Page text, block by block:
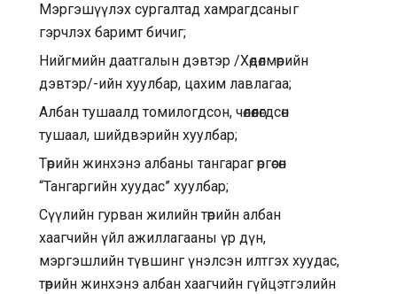
Мэргэшүүлэх сургалтад хамрагдсаныг
гэрчлэх баримт бичиг;
Нийгмийн даатгалын дэвтэр /Хөдөлмөрийн
дэвтэр/-ийн хуулбар, цахим лавлагаа;
Албан тушаалд томилогдсон, чөлөөлөгдсөн
тушаал, шийдвэрийн хуулбар;
Төрийн жинхэнэ албаны тангараг өргөсөн
“Тангаргийн хуудас” хуулбар;
Сүүлийн гурван жилийн төрийн албан
хаагчийн үйл ажиллагааны үр дүн,
мэргэшлийн түвшинг үнэлсэн илтгэх хуудас,
төрийн жинхэнэ албан хаагчийн гүйцэтгэлийн